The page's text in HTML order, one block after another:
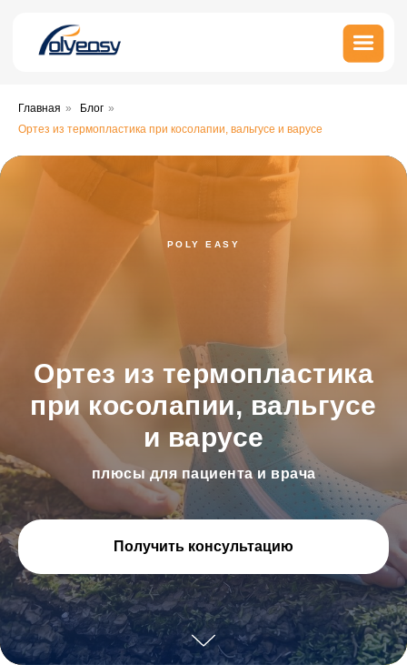
Главная » Блог »
Ортез из термопластика при косолапии, вальгусе и варусе
POLY EASY
Ортез из термопластика
при косолапии, вальгусе
и варусе
плюсы для пациента и врача
Получить консультацию